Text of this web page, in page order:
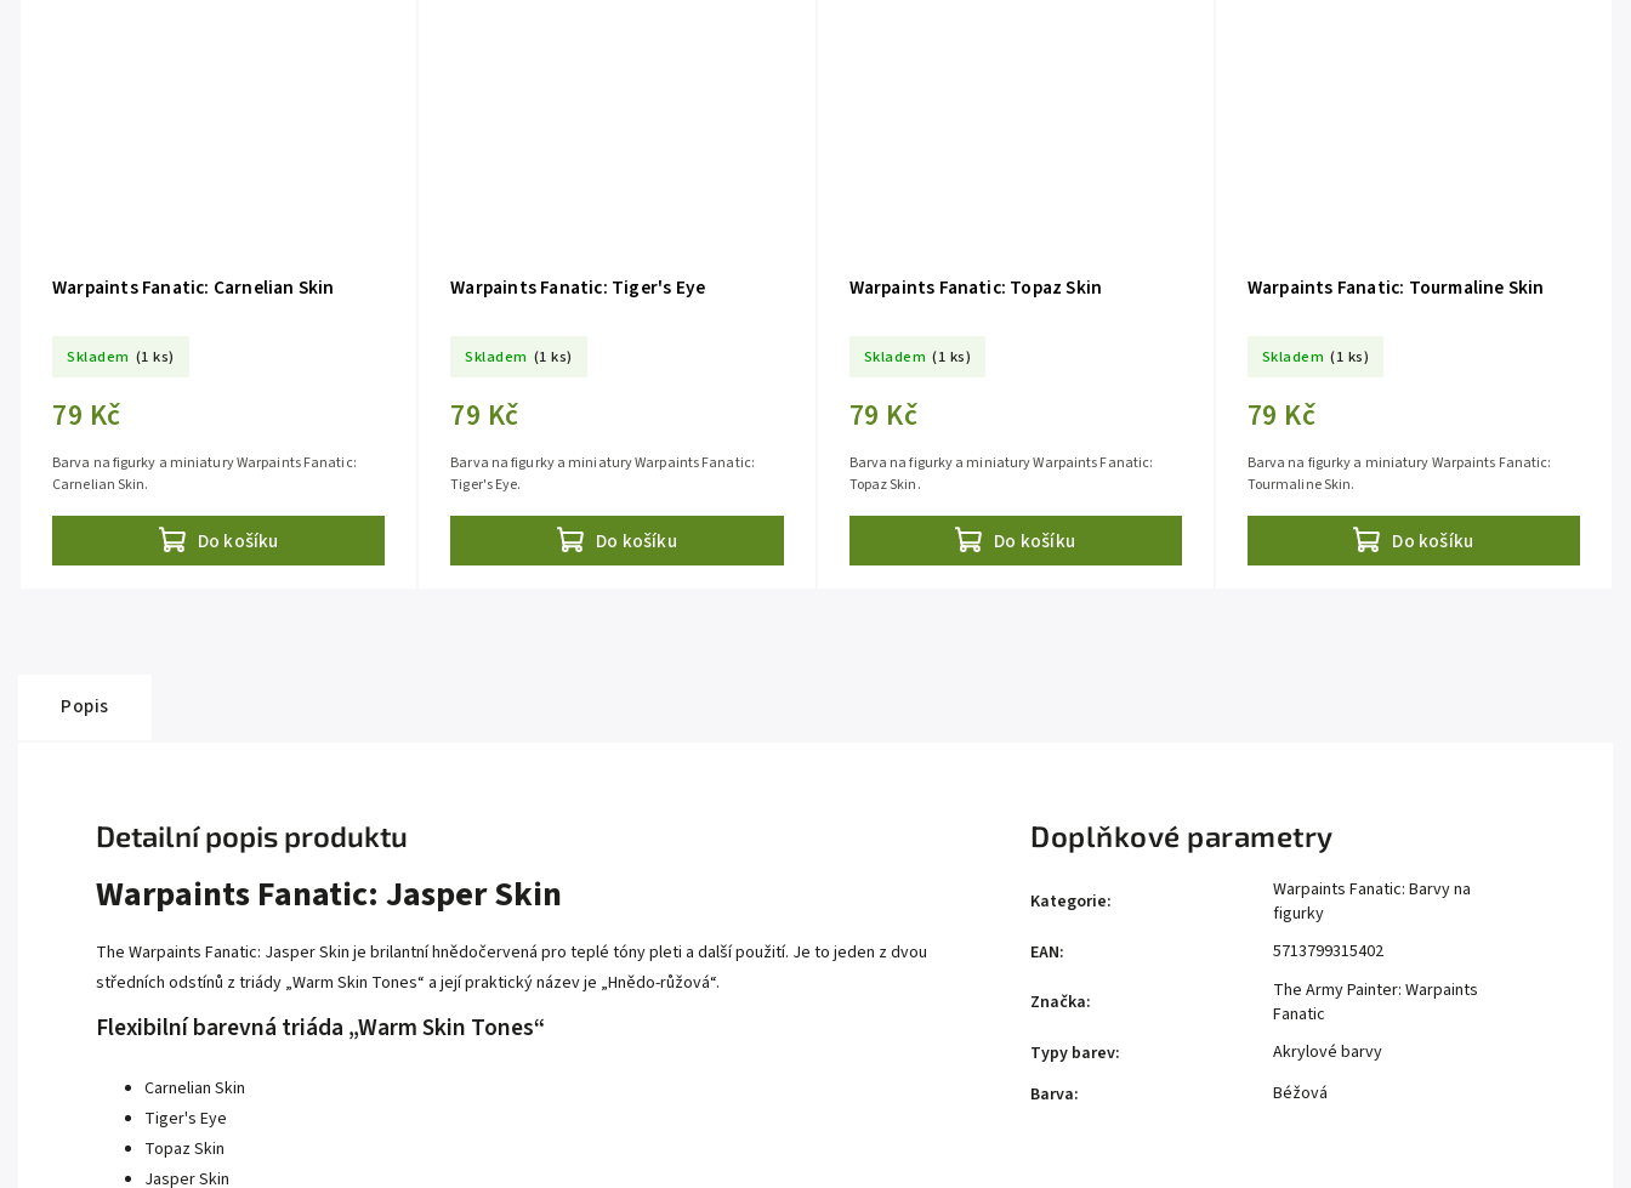
Warpaints Fanatic: Carnelian Skin
Skladem (1 ks)
79 Kč
Do košíku
Barva na figurky a miniatury Warpaints Fanatic:
Carnelian Skin.
Warpaints Fanatic: Tiger's Eye
Skladem (1 ks)
79 Kč
Do košíku
Barva na figurky a miniatury Warpaints Fanatic:
Tiger's Eye.
Warpaints Fanatic: Topaz Skin
Skladem (1 ks)
79 Kč
Do košíku
Barva na figurky a miniatury Warpaints Fanatic:
Topaz Skin.
Warpaints Fanatic: Tourmaline Skin
Skladem (1 ks)
79 Kč
Do košíku
Barva na figurky a miniatury Warpaints Fanatic:
Tourmaline Skin.
Popis
Detailní popis produktu
Warpaints Fanatic: Jasper Skin
The Warpaints Fanatic: Jasper Skin je brilantní hnědočervená pro teplé tóny pleti a další použití. Je to jeden z dvou
středních odstínů z triády „Warm Skin Tones“ a její praktický název je „Hnědo-růžová“.
Flexibilní barevná triáda „Warm Skin Tones“
Carnelian Skin
Tiger's Eye
Topaz Skin
Jasper Skin
Doplňkové parametry
Kategorie:
Warpaints Fanatic: Barvy na
figurky
EAN: 5713799315402
Značka:
The Army Painter: Warpaints
Fanatic
Typy barev:
Akrylové barvy
Barva: Béžová